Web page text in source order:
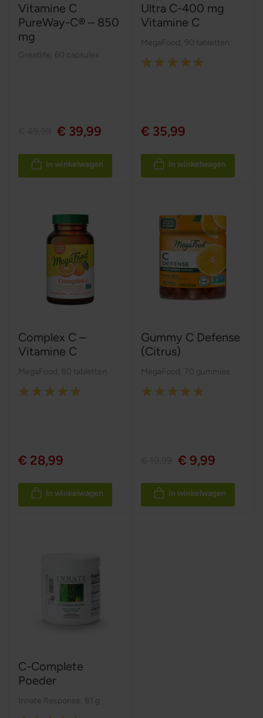
Vitamine C
PureWay-C® – 850
mg
Greatlife 60 capsules
€ 39,99
In winkelwagen
Ultra C-400 mg
Vitamine C
MegaFood 90 tabletten
Rating:
€ 35,99
In winkelwagen
Complex C –
Vitamine C
MegaFood 60 tabletten
Rating:
€ 28,99
In winkelwagen
Gummy C Defense
(Citrus)
MegaFood 70 gummies
Rating:
€ 9,99
In winkelwagen
C-Complete
Poeder
Innate Response 81 g